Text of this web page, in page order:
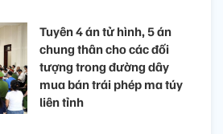
Tuyên 4 án tử hình, 5 án
chung thân cho các đối
tượng trong đường dây
mua bán trái phép ma túy
liên tỉnh